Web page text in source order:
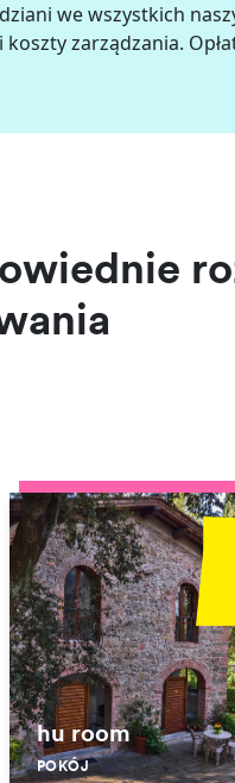
we wszystkich
zarządzania.
hu room
POKÓJ